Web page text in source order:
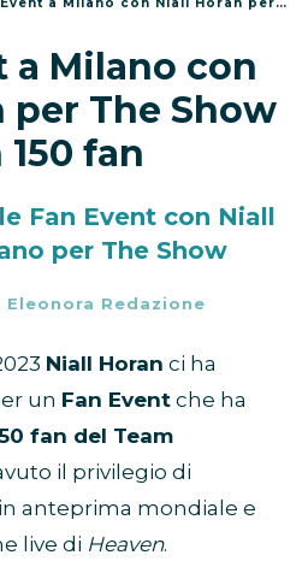
a Milano con Niall Horan per The Show con 150 fan
a Milano con
per The Show
fan
Fan Event con Niall
per The Show
Eleonora Redazione
Niall Horan ci ha
un Fan Event che ha
fan del Team
il privilegio di
anteprima mondiale e
live di Heaven.